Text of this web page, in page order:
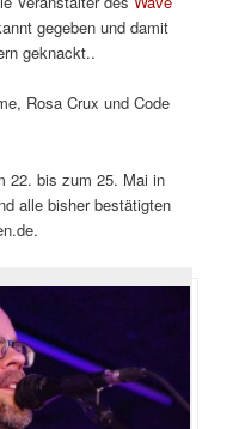
gegeben und damit
geknackt..
Rosa Crux und Code
22. bis zum 25. Mai in
alle bisher bestätigten